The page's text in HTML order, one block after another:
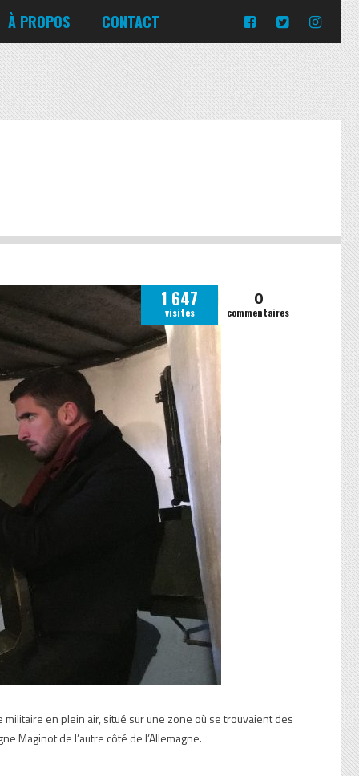
Corée du Sud
Emirats Arabes Unis
Japon
Islande
Italie
Lituanie
Portugal
Ukraine
République tchèque
À PROPOS CONTACT
Moldavie
Norvège
Pologne
Russie
Slovaquie
Slovénie
1 647
visites
0
commentaires
en plein air, situé sur une zone où se trouvaient des
Maginot de l’autre côté de l’Allemagne.